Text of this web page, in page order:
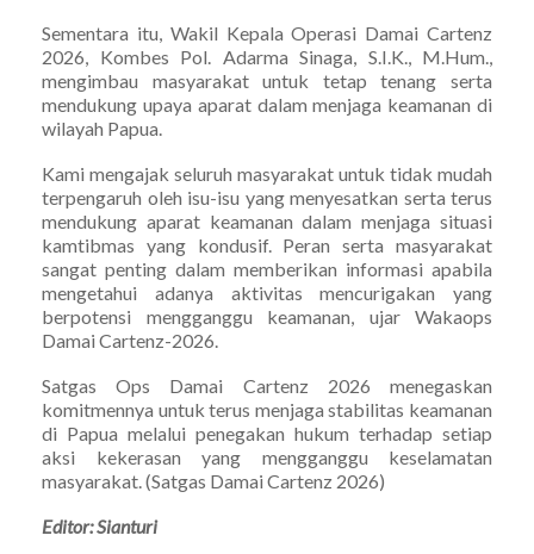
Sementara itu, Wakil Kepala Operasi Damai Cartenz
2026, Kombes Pol. Adarma Sinaga, S.I.K., M.Hum.,
mengimbau masyarakat untuk tetap tenang serta
mendukung upaya aparat dalam menjaga keamanan di
wilayah Papua.
Kami mengajak seluruh masyarakat untuk tidak mudah
terpengaruh oleh isu-isu yang menyesatkan serta terus
mendukung aparat keamanan dalam menjaga situasi
kamtibmas yang kondusif. Peran serta masyarakat
sangat penting dalam memberikan informasi apabila
mengetahui adanya aktivitas mencurigakan yang
berpotensi mengganggu keamanan, ujar Wakaops
Damai Cartenz-2026.
Satgas Ops Damai Cartenz 2026 menegaskan
komitmennya untuk terus menjaga stabilitas keamanan
di Papua melalui penegakan hukum terhadap setiap
aksi kekerasan yang mengganggu keselamatan
masyarakat. (Satgas Damai Cartenz 2026)
Editor: Sianturi